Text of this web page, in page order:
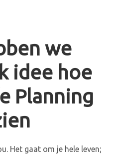
we
idee hoe
Planning
Het gaat om je hele leven;